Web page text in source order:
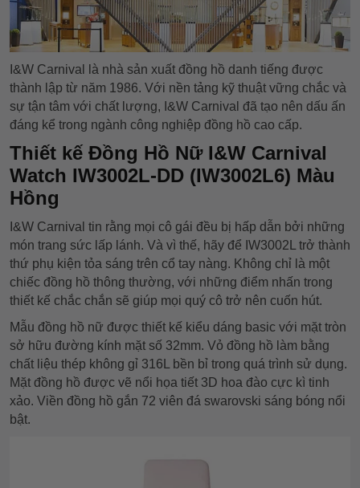
I&W Carnival là nhà sản xuất đồng hồ danh tiếng được
thành lập từ năm 1986. Với nền tảng kỹ thuật vững chắc và
sự tận tâm với chất lượng, I&W Carnival đã tạo nên dấu ấn
đáng kể trong ngành công nghiệp đồng hồ cao cấp.
Thiết kế Đồng Hồ Nữ I&W Carnival
Watch IW3002L-DD (IW3002L6) Màu
Hồng
I&W Carnival tin rằng mọi cô gái đều bị hấp dẫn bởi những
món trang sức lấp lánh. Và vì thế, hãy để IW3002L trở thành
thứ phụ kiện tỏa sáng trên cổ tay nàng. Không chỉ là một
chiếc đồng hồ thông thường, với những điểm nhấn trong
thiết kế chắc chắn sẽ giúp mọi quý cô trở nên cuốn hút.
Mẫu đồng hồ nữ được thiết kế kiểu dáng basic với mặt tròn
sở hữu đường kính mặt số 32mm. Vỏ đồng hồ làm bằng
chất liệu thép không gỉ 316L bền bỉ trong quá trình sử dụng.
Mặt đồng hồ được vẽ nổi họa tiết 3D hoa đào cực kì tinh
xảo. Viền đồng hồ gắn 72 viên đá swarovski sáng bóng nổi
bật.